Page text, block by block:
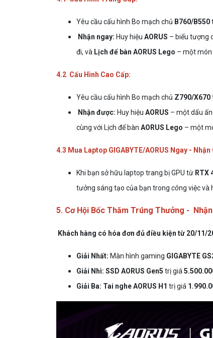
Yêu cầu cấu hình Bo mạch chủ B760/B550
Nhận ngay: Huy hiệu AORUS – biểu tượng
đi, và Lịch để bàn AORUS Lego – một món
4.2 Cấu Hình Cao Cấp:
Yêu cầu cấu hình Bo mạch chủ Z790/X670
Nhận được: Huy hiệu AORUS – một dấu
cùng với Lịch để bàn AORUS Lego – một
4.3 Mua Laptop GIGABYTE/AORUS Ngay - Nhận
Khi bạn sở hữu laptop trang bị GPU từ RTX
tưởng sáng tạo của bạn trong công việc và
5. Cơ Hội Bốc Thăm Trúng Thưởng -
Khách hàng có hóa đơn đủ điều kiện từ 20/11/
Giải Nhất: Màn hình gaming GIGABYTE
Giải Nhì: SSD AORUS Gen5 trị giá
Giải Ba: Tai nghe AORUS H1 trị giá